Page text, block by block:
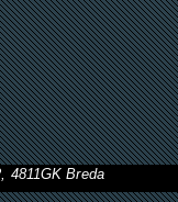
4811GK Breda